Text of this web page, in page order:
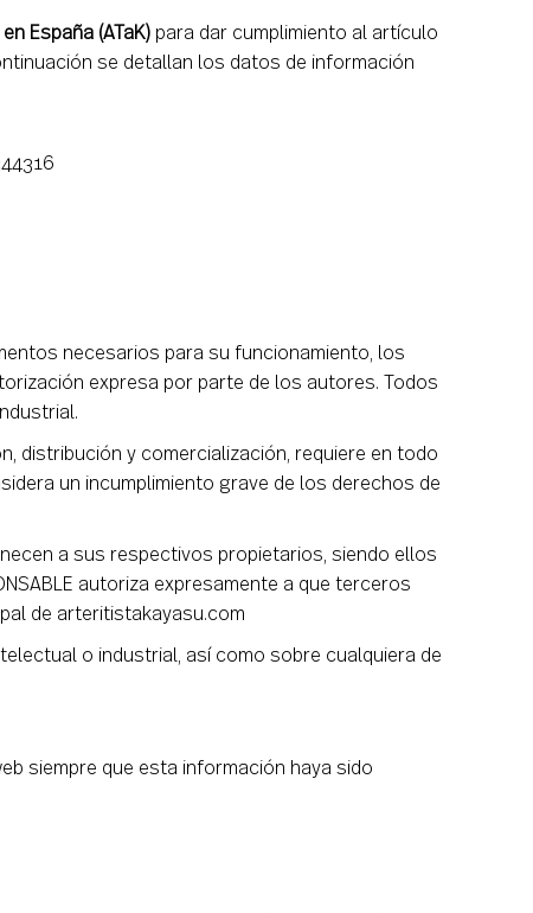
España (ATaK) para dar cumplimiento al artículo
se detallan los datos de información
necesarios para su funcionamiento, los
expresa por parte de los autores. Todos
distribución y comercialización, requiere en todo
un incumplimiento grave de los derechos de
a sus respectivos propietarios, siendo ellos
autoriza expresamente a que terceros
de arteritistakayasu.com
o industrial, así como sobre cualquiera de
siempre que esta información haya sido